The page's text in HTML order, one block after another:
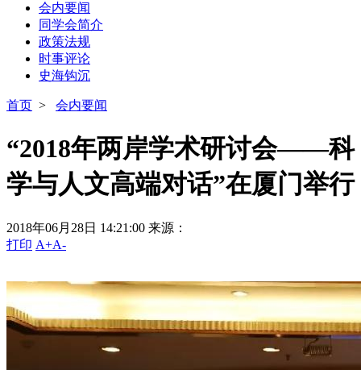
会内要闻
同学会简介
政策法规
时事评论
史海钩沉
首页 > 会内要闻
“2018年两岸学术研讨会——科
学与人文高端对话”在厦门举行
2018年06月28日 14:21:00 来源：
打印 A+A-